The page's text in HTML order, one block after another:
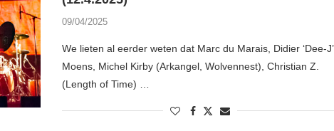
09/04/2025
We lieten al eerder weten dat Marc du Marais, Didier ‘Dee-J’
Moens, Michel Kirby (Arkangel, Wolvennest), Christian Z.
(Length of Time) …